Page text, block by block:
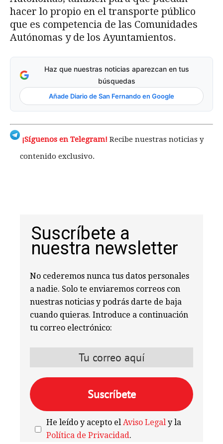
hacer lo propio en el transporte público
que es competencia de las Comunidades
Autónomas y de los Ayuntamientos.
Haz que nuestras noticias aparezcan en tus
búsquedas
Añade Diario de San Fernando en Google
¡Síguenos en Telegram! Recibe nuestras noticias y
contenido exclusivo.
Suscríbete a
nuestra newsletter
No cederemos nunca tus datos personales
a nadie. Solo te enviaremos correos con
nuestras noticias y podrás darte de baja
cuando quieras. Introduce a continuación
tu correo electrónico:
He leído y acepto elAviso Legal y la
Política de Privacidad.